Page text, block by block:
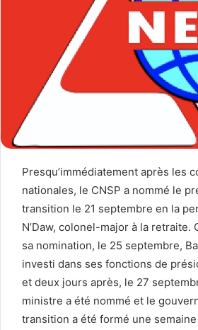
Presqu’immédiatement après les
nationales, le CNSP a nommé le
transition le 21 septembre en la
N’Daw, colonel-major à la retraite.
sa nomination, le 25 septembre,
investi dans ses fonctions de
et deux jours après, le 27
ministre a été nommé et le
transition a été formé une